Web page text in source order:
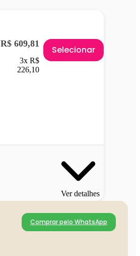
R$ 609,81
3x R$
226,10
Selecionar
Ver detalhes
Comprar pelo WhatsApp